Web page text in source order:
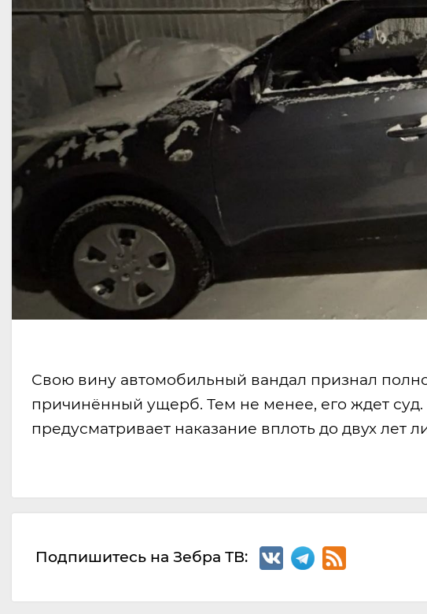
Свою вину автомобильный вандал признал
причинённый ущерб. Тем не менее, его ждет
предусматривает наказание вплоть до двух лет
Подпишитесь на Зебра ТВ: